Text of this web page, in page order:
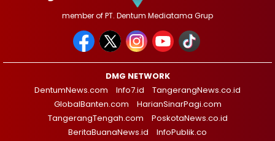
member of PT. Dentum Mediatama Grup
DMG NETWORK
DentumNews.com
Info7.id
TangerangNews.co.id
GlobalBanten.com
HarianSinarPagi.com
TangerangTengah.com
PoskotaNews.co.id
BeritaBuanaNews.id
InfoPublik.co